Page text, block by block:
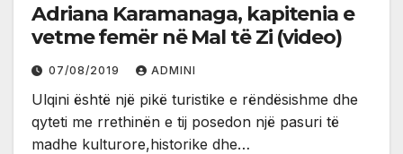
Adriana Karamanaga, kapitenia e
vetme femër në Mal të Zi (video)
07/08/2019 ADMINI
Ulqini është një pikë turistike e rëndësishme dhe
qyteti me rrethinën e tij posedon një pasuri të
madhe kulturore,historike dhe…